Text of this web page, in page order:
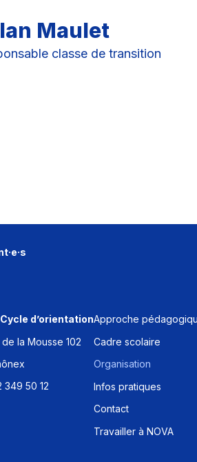
Maulet
classe de transition
Cycle d’orientation
la Mousse 102
349 50 12
Approche
Cadre scolaire
Organisation
Infos pratiques
Contact
Travailler à NOVA